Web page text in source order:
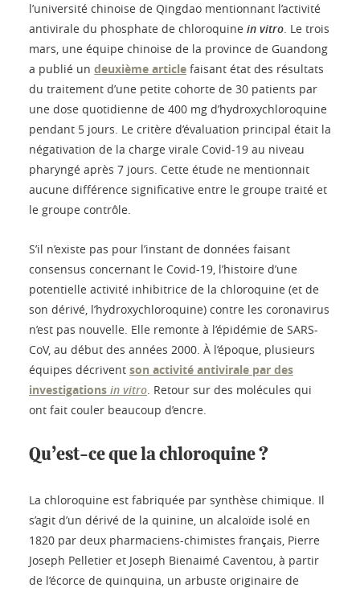
l’université chinoise de Qingdao mentionnant l’activité
antivirale du phosphate de chloroquine in vitro. Le trois
mars, une équipe chinoise de la province de Guandong
a publié un deuxième article faisant état des résultats
du traitement d’une petite cohorte de 30 patients par
une dose quotidienne de 400 mg d’hydroxychloroquine
pendant 5 jours. Le critère d’évaluation principal était la
négativation de la charge virale Covid-19 au niveau
pharyngé après 7 jours. Cette étude ne mentionnait
aucune différence significative entre le groupe traité et
le groupe contrôle.
S’il n’existe pas pour l’instant de données faisant
consensus concernant le Covid-19, l’histoire d’une
potentielle activité inhibitrice de la chloroquine (et de
son dérivé, l’hydroxychloroquine) contre les coronavirus
n’est pas nouvelle. Elle remonte à l’épidémie de SARS-
CoV, au début des années 2000. À l’époque, plusieurs
équipes décrivent son activité antivirale par des
investigations in vitro. Retour sur des molécules qui
ont fait couler beaucoup d’encre.
Qu’est-ce que la chloroquine ?
La chloroquine est fabriquée par synthèse chimique. Il
s’agit d’un dérivé de la quinine, un alcaloïde isolé en
1820 par deux pharmaciens-chimistes français, Pierre
Joseph Pelletier et Joseph Bienaimé Caventou, à partir
de l’écorce de quinquina, un arbuste originaire de